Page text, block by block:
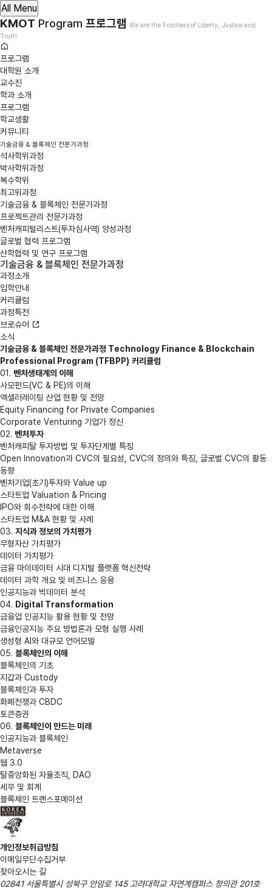
All Menu
KMOT Program 프로그램 We are the Frontiers of Liberty, Justice and
Truth
프로그램
대학원 소개
교수진
학과 소개
프로그램
학교생활
커뮤니티
기술금융 & 블록체인 전문가과정
석사학위과정
박사학위과정
복수학위
최고위과정
기술금융 & 블록체인 전문가과정
프로젝트관리 전문가과정
벤처캐피털리스트(투자심사역) 양성과정
글로벌 협력 프로그램
산학협력 및 연구 프로그램
기술금융 & 블록체인 전문가과정
과정소개
입학안내
커리큘럼
과정특전
브로슈어
소식
기술금융 & 블록체인 전문가과정 Technology Finance & Blockchain
Professional Program (TFBPP) 커리큘럼
01. 벤처생태계의 이해
사모펀드(VC & PE)의 이해
엑셀러레이팅 산업 현황 및 전망
Equity Financing for Private Companies
Corporate Venturing 기업가 정신
02. 벤처투자
벤처캐피탈 투자방법 및 투자단계별 특징
Open Innovation과 CVC의 필요성, CVC의 정의와 특징, 글로벌 CVC의 활동
동향
벤처기업(초기)투자와 Value up
스타트업 Valuation & Pricing
IPO와 회수전략에 대한 이해
스타트업 M&A 현황 및 사례
03. 지식과 정보의 가치평가
무형자산 가치평가
데이터 가치평가
금융 마이데이터 시대 디지털 플랫폼 혁신전략
데이터 과학 개요 및 비즈니스 응용
인공지능과 빅데이터 분석
04. Digital Transformation
금융업 인공지능 활용 현황 및 전망
금융인공지능 주요 방법론과 모형 실행 사례
생성형 AI와 대규모 언어모델
05. 블록체인의 이해
블록체인의 기초
지갑과 Custody
블록체인과 투자
화폐전쟁과 CBDC
토큰증권
06. 블록체인이 만드는 미래
인공지능과 블록체인
Metaverse
웹 3.0
탈중앙화된 자율조직, DAO
세무 및 회계
블록체인 트랜스포메이션
개인정보취급방침
이메일무단수집거부
찾아오시는 길
02841 서울특별시 성북구 안암로 145 고려대학교 자연계캠퍼스 창의관 201호